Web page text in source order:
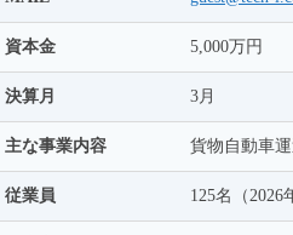
資本金 5,000万円
決算月 3月
主な事業内容 貨物自動車
従業員 125名（2026